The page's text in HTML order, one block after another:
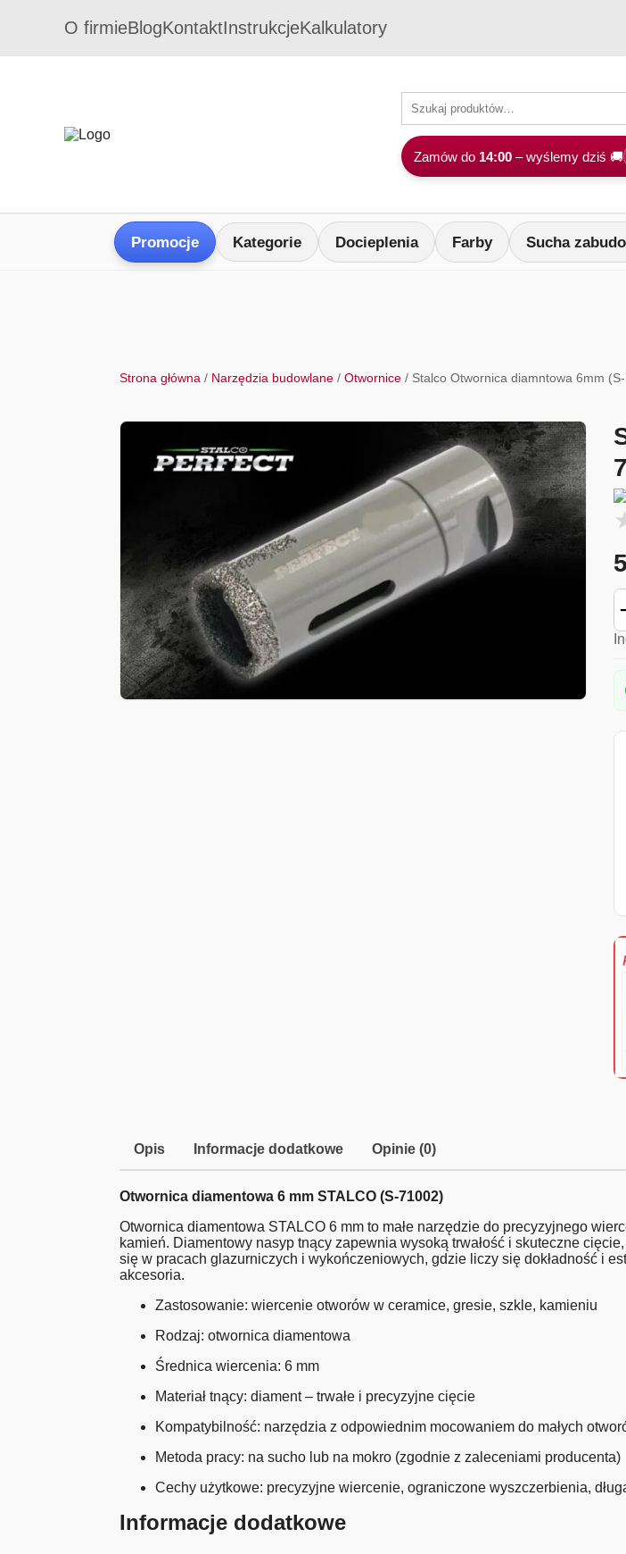
O firmieBlogKontaktInstrukcjeKalkulatory
Zamów do 14:00– wyślemy dziś 🚚
Promocje Kategorie Docieplenia Farby Sucha
Strona główna / Narzędzia budowlane /Otwornice / Stalco Otwornica diamntowa 6mm
Opis Informacje dodatkowe Opinie (0)
Otwornica diamentowa 6 mm STALCO (S-71002)
Otwornica diamentowa STALCO 6 mm to małe narzędzie do precyzyjnego
kamień. Diamentowy nasyp tnący zapewnia wysoką trwałość i skuteczne
się w pracach glazurniczych i wykończeniowych, gdzie liczy się dokładność i
akcesoria.
Zastosowanie: wiercenie otworów w ceramice, gresie, szkle, kamieniu
Rodzaj: otwornica diamentowa
Średnica wiercenia: 6 mm
Materiał tnący: diament – trwałe i precyzyjne cięcie
Kompatybilność: narzędzia z odpowiednim mocowaniem do małych
Metoda pracy: na sucho lub na mokro (zgodnie z zaleceniami producenta)
Cechy użytkowe: precyzyjne wiercenie, ograniczone wyszczerbienia,
Informacje dodatkowe